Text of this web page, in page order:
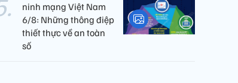
ninh mạng Việt Nam
6/8: Những thông điệp
thiết thực về an toàn
số